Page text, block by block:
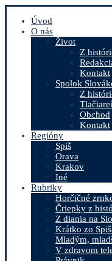
Úvod
O nás
Život
Z
Kontakt
Spolok
Z
Obchod
Kontakt
Regióny
Spiš
Orava
Krakov
Iné
Rubriky
Horčičné
Čriepky z
Z diania na
Krátko zo
Mladým,
V zdravom